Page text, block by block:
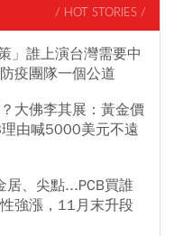
/ HOT STORIES /
」誰上演台灣需要中
疫團隊一個公道
大佛李其展：黃金價
由喊5000美元不遠
居、尖點...PCB買誰
強漲，11月末升段